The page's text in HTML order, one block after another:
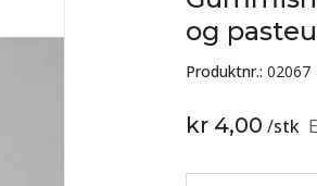
og
Produktnr.: 02067
kr 4,00 /stk